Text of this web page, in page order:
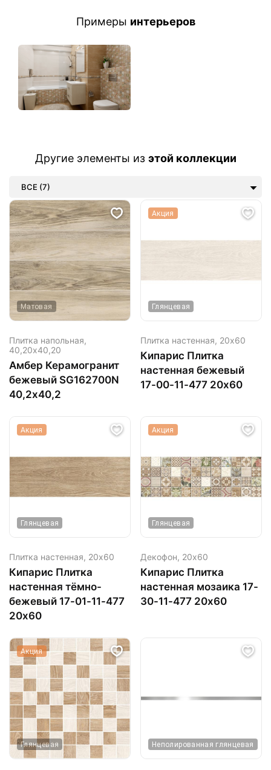
Примеры интерьеров
Другие элементы из этой коллекции
ВСЕ (7)
Матовая
Плитка напольная,
40,20х40,20
Амбер Керамогранит
бежевый SG162700N
40,2х40,2
Акция
Глянцевая
Плитка настенная, 20х60
Кипарис Плитка
настенная бежевый
17-00-11-477 20х60
Акция
Глянцевая
Плитка настенная, 20х60
Кипарис Плитка
настенная тёмно-
бежевый 17-01-11-477
20х60
Акция
Глянцевая
Декофон, 20х60
Кипарис Плитка
настенная мозаика 17-
30-11-477 20х60
Акция
Глянцевая Неполированная глянцевая